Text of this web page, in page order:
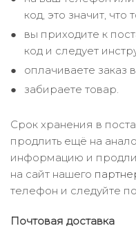
код, это значит, что
вы приходите к
код и следует
оплачиваете заказ
забираете товар.
Срок хранения в
продлить ещё на
информацию и
на сайт нашего
телефон и следуйте
Почтовая доставка